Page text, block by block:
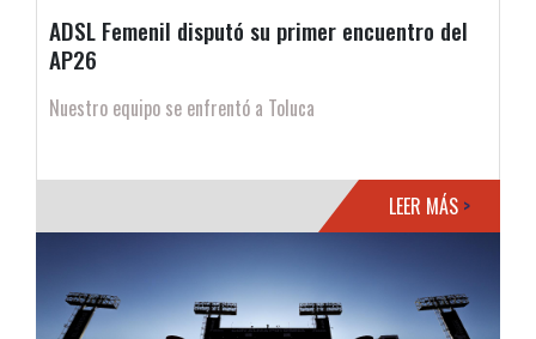
ADSL Femenil disputó su primer encuentro del
AP26
Nuestro equipo se enfrentó a Toluca
LEER MÁS >